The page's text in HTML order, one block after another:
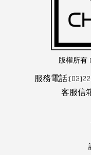
版權所有
服務電話
客服信